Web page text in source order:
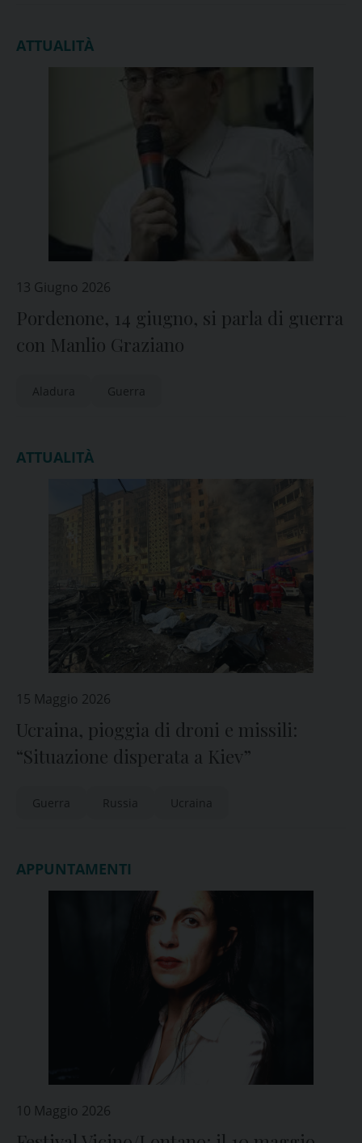
ATTUALITÀ
13 Giugno 2026
Pordenone, 14 giugno, si parla di guerra
con Manlio Graziano
Aladura Guerra
ATTUALITÀ
15 Maggio 2026
Ucraina, pioggia di droni e missili:
“Situazione disperata a Kiev”
Guerra Russia Ucraina
APPUNTAMENTI
10 Maggio 2026